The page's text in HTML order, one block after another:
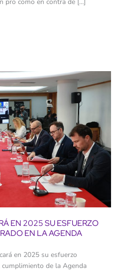
EN 2025 SU ESFUERZO
EN LA AGENDA
en 2025 su esfuerzo
de la Agenda